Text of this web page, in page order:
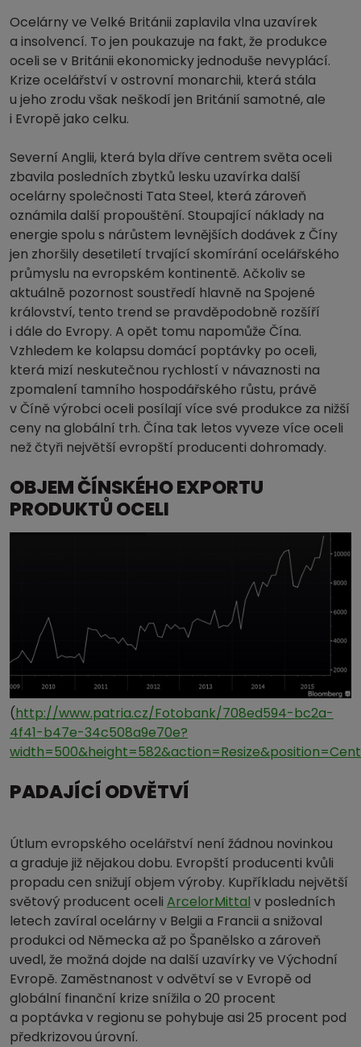
Ocelárny ve Velké Británii zaplavila vlna uzavírek
a insolvencí. To jen poukazuje na fakt, že produkce
oceli se v Británii ekonomicky jednoduše nevyplácí.
Krize ocelářství v ostrovní monarchii, která stála
u jeho zrodu však neškodí jen Británií samotné, ale
i Evropě jako celku.
Severní Anglii, která byla dříve centrem světa oceli
zbavila posledních zbytků lesku uzavírka další
ocelárny společnosti Tata Steel, která zároveň
oznámila další propouštění. Stoupající náklady na
energie spolu s nárůstem levnějších dodávek z Číny
jen zhoršily desetiletí trvající skomírání ocelářského
průmyslu na evropském kontinentě. Ačkoliv se
aktuálně pozornost soustředí hlavně na Spojené
království, tento trend se pravděpodobně rozšíří
i dále do Evropy. A opět tomu napomůže Čína.
Vzhledem ke kolapsu domácí poptávky po oceli,
která mizí neskutečnou rychlostí v návaznosti na
zpomalení tamního hospodářského růstu, právě
v Číně výrobci oceli posílají více své produkce za nižší
ceny na globální trh. Čína tak letos vyveze více oceli
než čtyři největší evropští producenti dohromady.
OBJEM ČÍNSKÉHO EXPORTU
PRODUKTŮ OCELI
(http://www.patria.cz/Fotobank/708ed594-bc2a-
4f41-b47e-34c508a9e70e?
PADAJÍCÍ ODVĚTVÍ
Útlum evropského ocelářství není žádnou novinkou
a graduje již nějakou dobu. Evropští producenti kvůli
propadu cen snižují objem výroby. Kupříkladu největší
světový producent oceli ArcelorMittal v posledních
letech zavíral ocelárny v Belgii a Francii a snižoval
produkci od Německa až po Španělsko a zároveň
uvedl, že možná dojde na další uzavírky ve Východní
Evropě. Zaměstnanost v odvětví se v Evropě od
globální finanční krize snížila o 20 procent
a poptávka v regionu se pohybuje asi 25 procent pod
předkrizovou úrovní.